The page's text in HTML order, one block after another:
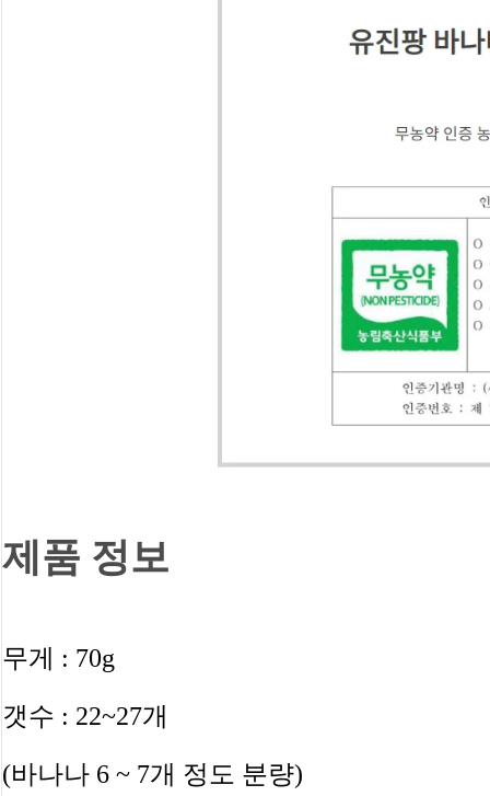
제품 정보
무게 : 70g
갯수 : 22~27개
(바나나 6 ~ 7개 정도 분량)